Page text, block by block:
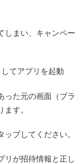
しまい、キャンペー
てアプリを起動
った元の画面（ブラ
す。
プしてください。
リが招待情報と正し